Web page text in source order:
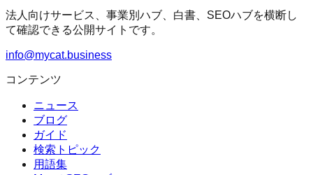
法人向けサービス、事業別ハブ、白書、SEOハブを横断し
て確認できる公開サイトです。
info@mycat.business
コンテンツ
ニュース
ブログ
ガイド
検索トピック
用語集